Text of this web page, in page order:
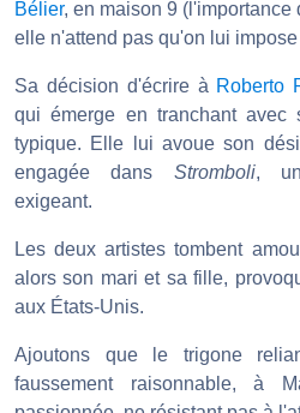
Bélier, en maison 9 (l'importance
elle n'attend pas qu'on lui
Sa décision d'écrire à Roberto
qui émerge en tranchant
typique. Elle lui avoue son
engagée dans Stromboli, un
exigeant.
Les deux artistes tombent
alors son mari et sa fille,
aux États-Unis.
Ajoutons que le trigone
faussement raisonnable, à